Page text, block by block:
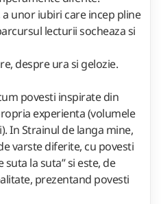
unor iubiri care incep pline
lecturii socheaza si
despre ura si gelozie.
povesti inspirate din
experienta (volumele
In Strainul de langa mine,
varste diferite, cu povesti
la suta” si este, de
prezentand povesti